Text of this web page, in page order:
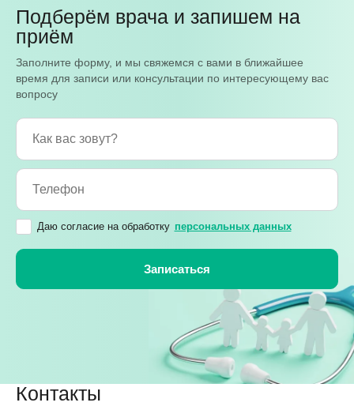
Подберём врача и запишем на
приём
Заполните форму, и мы свяжемся с вами в ближайшее
время для записи или консультации по интересующему вас
вопросу
Даю согласие на обработку персональных данных
Контакты